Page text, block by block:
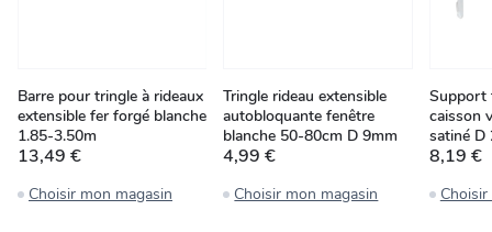
Barre pour tringle à rideaux
extensible fer forgé blanche
1.85-3.50m
13,49 €
Choisir mon magasin
Tringle rideau extensible
autobloquante fenêtre
blanche 50-80cm D 9mm
4,99 €
Choisir mon magasin
Support
caisson
satiné D
8,19 €